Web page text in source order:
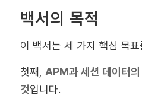
백서의 목적
이 백서는 세 가지 핵심 목
첫째, APM과 세션 데이터
것입니다.